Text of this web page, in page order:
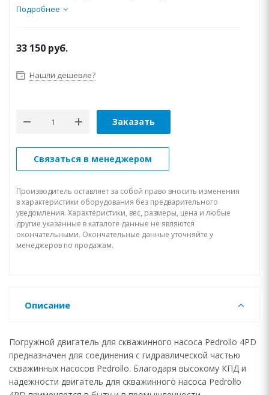
Подробнее
33 150 руб.
Нашли дешевле?
Заказать
Связаться в менеджером
Производитель оставляет за собой право вносить изменения
в характеристики оборудования без предварительного
уведомления. Характеристики, вес, размеры, цена и любые
другие указанные в каталоге данные не являются
окончательными. Окончательные данные уточняйте у
менеджеров по продажам.
Описание
Погружной двигатель для скважинного насоса Pedrollo 4PD
предназначен для соединения с гидравлической частью
скважинных насосов Pedrollo. Благодаря высокому КПД и
надежности двигатель для скважинного насоса Pedrollo